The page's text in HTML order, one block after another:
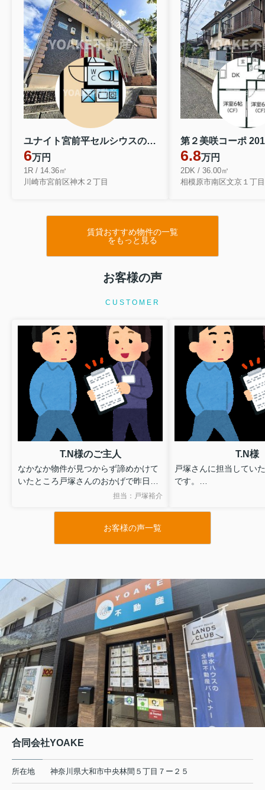
ユナイト宮前平セルシウスの輝き 202
6万円
1R / 14.36㎡
川崎市宮前区神木２丁目
第２美咲コーポ 201
6.8万円
2DK / 36.00㎡
相模原市南区文京１丁目
賃貸おすすめ物件の一覧
をもっと見る
お客様の声
CUSTOMER
T.N様のご主人
なかなか物件が見つからず諦めかけて
いたところ戸塚さんのおかげで昨日の
物件に入居することができました。
担当：戸塚裕介
T.N様
戸塚さんに担当してい
です。
また終始親身にご対応
心より感謝しておりま
このたびは本当にあり
した。
また機会がございまし
しくお願いいたします。
お客様の声一覧
合同会社YOAKE
所在地 神奈川県大和市中央林間５丁目７ー２５